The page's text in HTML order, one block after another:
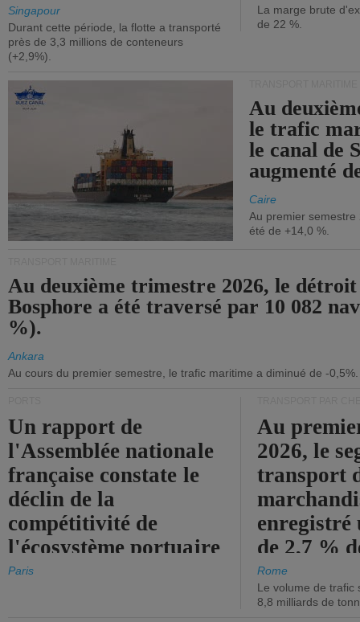
Singapour
Durant cette période, la flotte a transporté
près de 3,3 millions de conteneurs
(+2,9%).
La marge brute
de 22 %.
Au
le trafic
le canal de
augmenté
Caire
Au premier
été de +14,0 %.
Au deuxième trimestre 2026, le
Bosphore a été traversé par 10 082
%).
Ankara
Au cours du premier semestre, le trafic maritime a diminué de -0,5%.
Un rapport de
l'Assemblée nationale
française constate le
déclin de la
compétitivité de
l'écosystème portuaire
de l'État.
Paris
Au
2026, le
transport
enregistré
de 2,7 %
chiffre
Rome
Le volume de trafic
8,8 milliards de